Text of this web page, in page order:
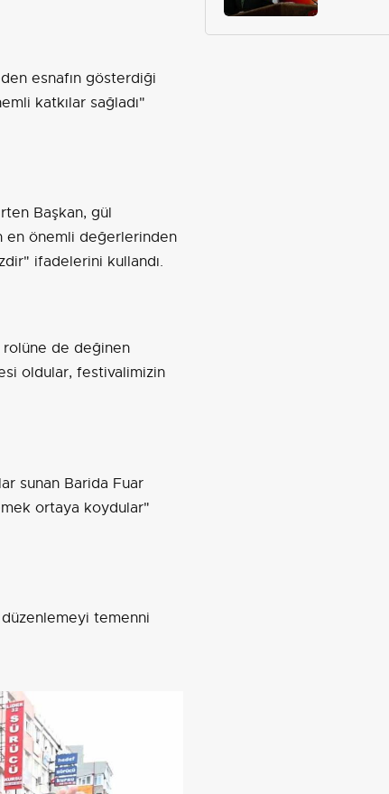
esnafın gösterdiği
katkılar sağladı"
Başkan, gül
en önemli değerlerinden
ifadelerini kullandı.
rolüne de değinen
oldular, festivalimizin
sunan Barida Fuar
ortaya koydular"
temenni